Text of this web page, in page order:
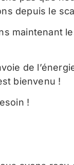
depuis le
maintenant
de
bienvenu !
!